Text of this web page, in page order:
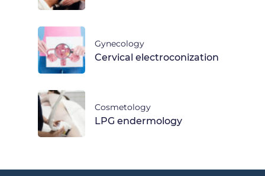
Gynecology
Cervical electroconization
Cosmetology
LPG endermology